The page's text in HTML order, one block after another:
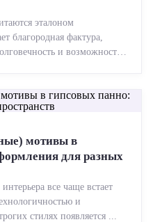
эталоном
благородная фактура,
и возможность
мотивы в
для разных
все чаще встает
и
стилях появляется ...